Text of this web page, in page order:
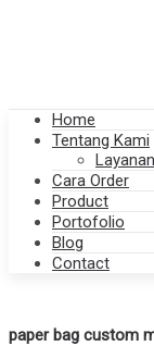
Home
Tentang Kami
Layanan
Cara Order
Product
Portofolio
Blog
Contact
paper bag custom